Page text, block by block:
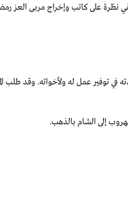
في توفير عمل له ولأخواته. وقد طلب
إلى الشام بالذهب.